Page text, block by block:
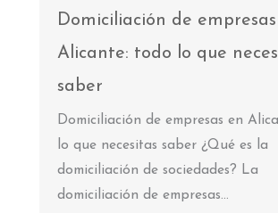
Domiciliación de
Alicante: todo lo que
saber
Domiciliación de empresas en
lo que necesitas saber ¿Qué es la
domiciliación de sociedades? La
domiciliación de empresas...